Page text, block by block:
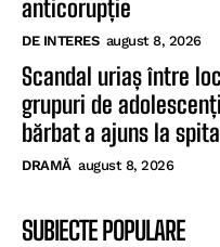
anticorupție
DE INTERES august 8, 2026
Scandal uriaș între
grupuri de
bărbat a ajuns la
DRAMĂ august 8, 2026
SUBIECTE POPULARE